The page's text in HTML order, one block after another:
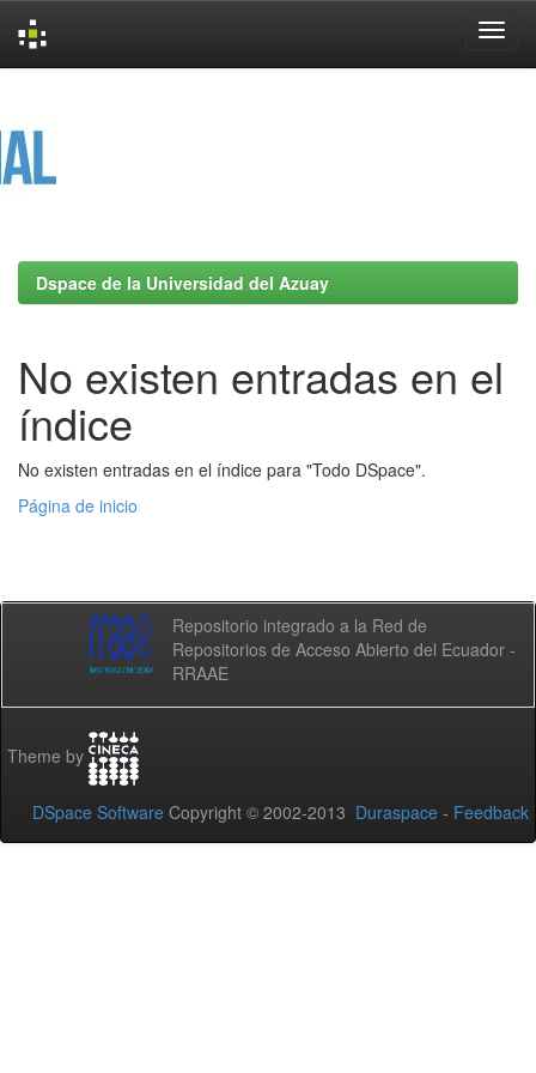
Dspace de la Universidad del Azuay
No existen entradas en el
índice
No existen entradas en el índice para "Todo DSpace".
Página de inicio
Repositorio integrado a la Red de
Repositorios de Acceso Abierto del Ecuador -
RRAAE
Theme by
DSpace Software Copyright © 2002-2013 Duraspace - Feedback